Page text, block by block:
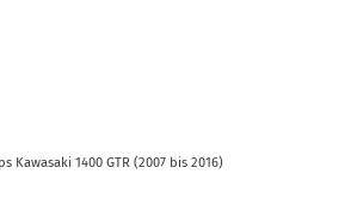
Kawasaki 1400 GTR (2007 bis 2016)